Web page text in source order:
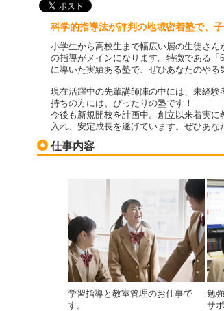
科学的指導法が評判の地域密着塾で、
小学生から高校生まで幅広い層の生徒さん
の指導がメインになります。特徴である
に導いた実績ある塾で、ぜひあなたのやる
現在活躍中の先輩講師陣の中には、未経
持ちの方には、ぴったりの塾です！
今後も新規開校を計画中。創立以来着実
入れ、安定成長を遂げています。ぜひあな
仕事内容
学習指導と教室管理のお仕事で
す。
勉
サ